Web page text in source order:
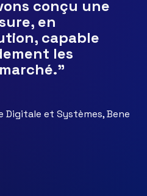
conçu une
en
capable
les
et Systèmes, Bene